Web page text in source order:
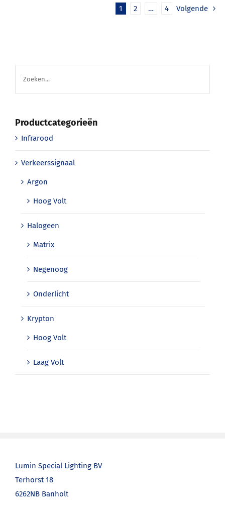
1 2 … 4 Volgende
Productcategorieën
Infrarood
Verkeerssignaal
Argon
Hoog Volt
Halogeen
Matrix
Negenoog
Onderlicht
Krypton
Hoog Volt
Laag Volt
Lumin Special Lighting BV
Terhorst 18
6262NB Banholt